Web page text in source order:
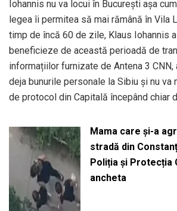
Iohannis nu va locui în București așa
legea îi permitea să mai rămână în Vila
timp de încă 60 de zile, Klaus Iohannis
beneficieze de această perioadă de
informațiilor furnizate de Antena 3
deja bunurile personale la Sibiu și nu
de protocol din Capitală începând chiar
Mama care și-a
stradă din
Poliția și Protecția
ancheta